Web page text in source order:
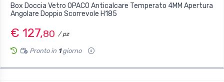
Box Doccia Vetro OPACO Anticalcare Temperato 4MM Apertura
Angolare Doppio Scorrevole H185
€ 127,80 / pz
Pronto in 1giorno